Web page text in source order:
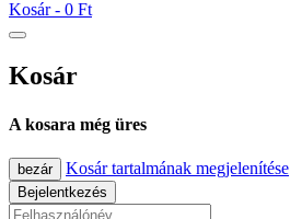
Kosár - 0 Ft
Kosár
A kosara még üres
bezár Kosár tartalmának megjelenítése
Bejelentkezés